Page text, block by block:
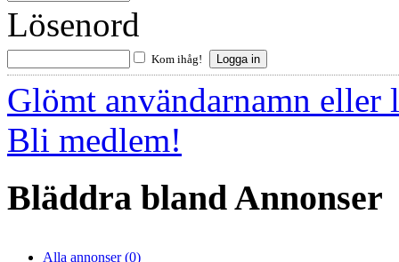
Lösenord
Kom ihåg!
Glömt användarnamn eller
Bli medlem!
Bläddra bland Annonser
Alla annonser (0)